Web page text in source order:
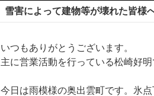
雪害によって建物等が壊れた皆様
いつもありがとうございます。
主に営業活動を行っている松崎好明
今日は雨模様の奥出雲町です。氷